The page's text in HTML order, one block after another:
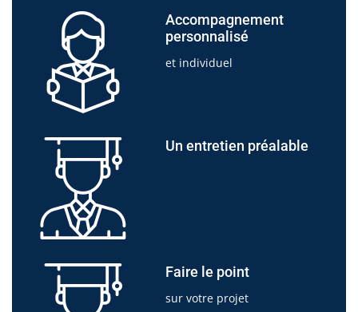
Accompagnement
personnalisé
et individuel
Un entretien préalable
Faire le point
sur votre projet